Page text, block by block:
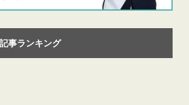
記事ランキング